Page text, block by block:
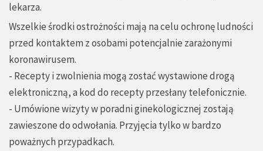
lekarza.
Wszelkie środki ostrożności mają na celu ochronę ludności
przed kontaktem z osobami potencjalnie zarażonymi
koronawirusem.
- Recepty i zwolnienia mogą zostać wystawione drogą
elektroniczną, a kod do recepty przesłany telefonicznie.
- Umówione wizyty w poradni ginekologicznej zostają
zawieszone do odwołania. Przyjęcia tylko w bardzo
poważnych przypadkach.